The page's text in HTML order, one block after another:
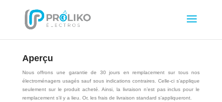
Aperçu
Nous offrons une garantie de 30 jours en remplacement sur tous nos
électroménagers usagés sauf sous indications contraires. Celle-ci s’applique
seulement sur le produit acheté. Ainsi, la livraison n’est pas inclus pour le
remplacement s’il y a lieu. Or, les frais de livraison standard s’appliqueront.